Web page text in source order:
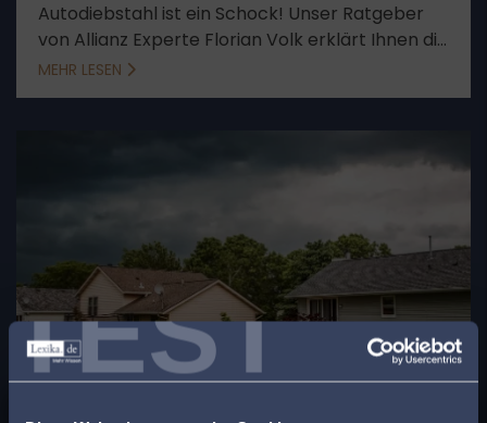
TEST
Autodiebstahl ist ein Schock! Unser Ratgeber
von Allianz Experte Florian Volk erklärt Ihnen die
wichtigsten Schritte im Fall des Falles und wie
Ihre Kfz-Versicherung Sie schützt. Jetzt
MEHR LESEN